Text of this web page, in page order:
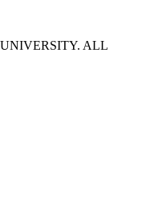
ALL